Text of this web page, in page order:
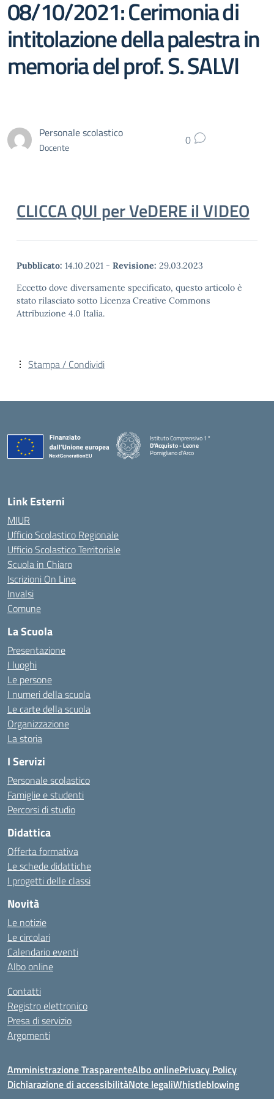
08/10/2021: Cerimonia di
intitolazione della palestra in
memoria del prof. S. SALVI
Personale scolastico
Docente 0
CLICCA QUI per VeDERE il VIDEO
Pubblicato: 14.10.2021 - Revisione: 29.03.2023
Eccetto dove diversamente specificato, questo articolo è
stato rilasciato sotto Licenza Creative Commons
Attribuzione 4.0 Italia.
Stampa / Condividi
Istituto Comprensivo 1°
D'Acquisto - Leone
Pomigliano d'Arco
— Visita la pagina iniziale della scuola
Link Esterni
MIUR
Ufficio Scolastico Regionale
Ufficio Scolastico Territoriale
Scuola in Chiaro
Iscrizioni On Line
Invalsi
Comune
La Scuola
Presentazione
I luoghi
Le persone
I numeri della scuola
Le carte della scuola
Organizzazione
La storia
I Servizi
Personale scolastico
Famiglie e studenti
Percorsi di studio
Didattica
Offerta formativa
Le schede didattiche
I progetti delle classi
Novità
Le notizie
Le circolari
Calendario eventi
Albo online
Contatti
Registro elettronico
Presa di servizio
Argomenti
Amministrazione TrasparenteAlbo onlinePrivacy Policy
Dichiarazione di accessibilitàNote legaliWhistleblowing